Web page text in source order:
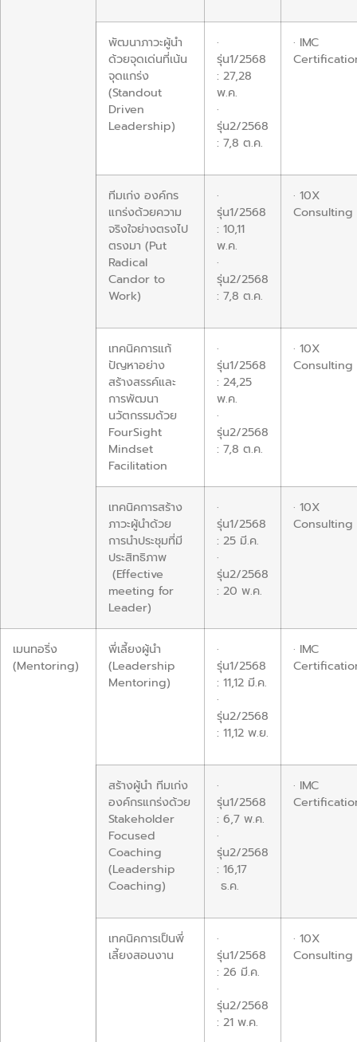
พัฒนาภาวะผู้นำ
ด้วยจุดเด่นที่เน้น
จุดแกร่ง
(Standout
Driven
Leadership)
·
รุ่น1/2568
: 27,28
พ.ค.
·
รุ่น2/2568
: 7,8 ต.ค.
· IMC
ทีมเก่ง องค์กร
แกร่งด้วยความ
จริงใจย่างตรงไป
ตรงมา (Put
Radical
Candor to
Work)
·
รุ่น1/2568
: 10,11
พ.ค.
·
รุ่น2/2568
: 7,8 ต.ค.
· 10X
Consulting
เทคนิคการแก้
ปัญหาอย่าง
สร้างสรรค์และ
การพัฒนา
นวัตกรรมด้วย
FourSight
Mindset
Facilitation
·
รุ่น1/2568
: 24,25
พ.ค.
·
รุ่น2/2568
: 7,8 ต.ค.
· 10X
Consulting
เทคนิคการสร้าง
ภาวะผู้นำด้วย
การนำประชุมที่มี
ประสิทธิภาพ
(Effective
meeting for
Leader)
·
รุ่น1/2568
: 25 มี.ค.
·
รุ่น2/2568
: 20 พ.ค.
· 10X
Consulting
เมนทอริ่ง
(Mentoring)
พี่เลี้ยงผู้นำ
(Leadership
Mentoring)
·
รุ่น1/2568
: 11,12 มี.ค.
·
รุ่น2/2568
: 11,12 พ.ย.
· IMC
สร้างผู้นำ ทีมเก่ง
องค์กรแกร่งด้วย
Stakeholder
Focused
Coaching
(Leadership
Coaching)
·
รุ่น1/2568
: 6,7 พ.ค.
·
รุ่น2/2568
: 16,17
ธ.ค.
· IMC
เทคนิคการเป็นพี่
เลี้ยงสอนงาน
·
รุ่น1/2568
: 26 มี.ค.
·
รุ่น2/2568
: 21 พ.ค.
· 10X
Consulting